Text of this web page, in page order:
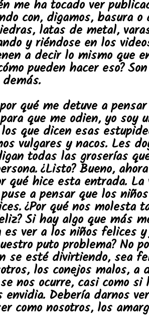
me ha tocado ver
con, digamos, basura o
latas de metal,
y riéndose en los
a decir lo mismo que
pueden hacer eso?
qué me detuve a
que me odien, yo soy
que dicen esas
vulgares y nacos. Les
todas las groserías
¿Listo? Bueno,
qué hice esta entrada. La
a pensar que los
¿Por qué nos molesta
Si hay algo que más
ver a los niños felices y
puto problema? No
se esté divirtiendo, sea
los conejos malos, a
nos ocurre, casi como si
envidia. Debería darnos
como nosotros, los